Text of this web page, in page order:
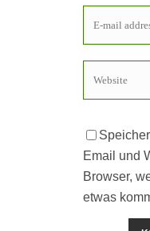
Email und
Browser,
etwas